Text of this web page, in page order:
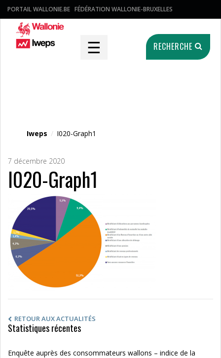
PORTAIL WALLONIE.BE FÉDÉRATION WALLONIE-BRUXELLES
☰ RECHERCHE
Iweps / I020-Graph1
7 décembre 2020
I020-Graph1
RETOUR AUX ACTUALITÉS
Statistiques récentes
Enquête auprès des consommateurs wallons – indice de la